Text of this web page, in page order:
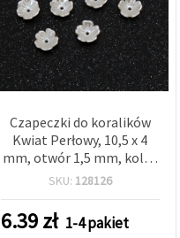
Czapeczki do koralików
Kwiat Perłowy, 10,5 x 4
mm, otwór 1,5 mm, kolor
kremowy – 100 szt.
SKU: 128126
6.39zł 1-4 pakiet